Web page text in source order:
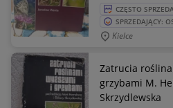
CZĘSTO
SPRZEDAJĄCY:
Kielce
Zatrucia
grzybami M.
Skrzydlewska